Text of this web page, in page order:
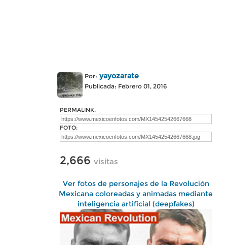
Por: yayozarate
Publicada: Febrero 01, 2016
PERMALINK:
FOTO:
2,666 visitas
Ver fotos de personajes de la Revolución
Mexicana coloreadas y animadas mediante
inteligencia artificial (deepfakes)